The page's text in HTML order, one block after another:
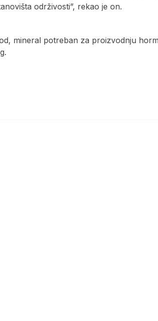
održivosti”, rekao je on.
mineral potreban za proizvodnju